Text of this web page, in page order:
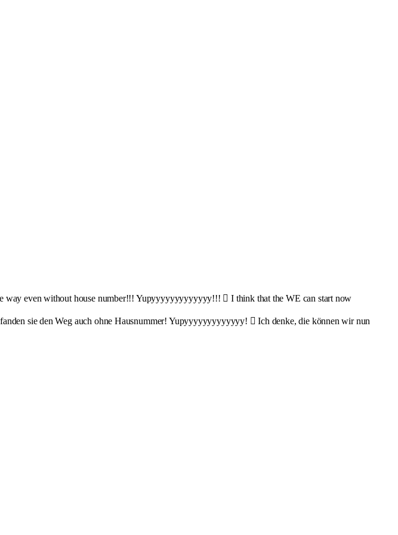
way even without house number!!! Yupyyyyyyyyyyyyy!!!  I think that the WE can start now
sie den Weg auch ohne Hausnummer! Yupyyyyyyyyyyyyy!  Ich denke, die können wir nun